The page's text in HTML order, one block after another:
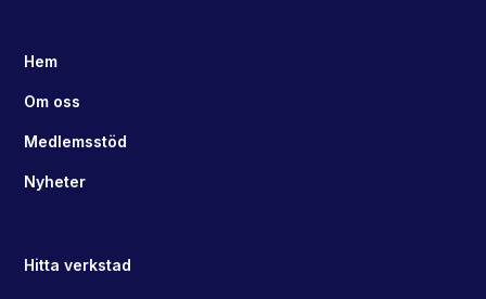
Hem
Om oss
Medlemsstöd
Nyheter
Hitta verkstad